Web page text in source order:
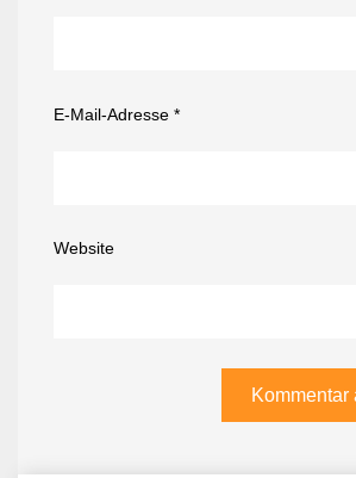
E-Mail-Adresse *
Website